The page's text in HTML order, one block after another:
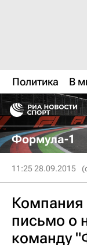
Политика В
Формула-1
11:25 28.09.2015
Компания
письмо о
команду